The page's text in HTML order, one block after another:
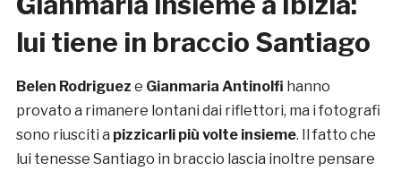
lui tiene in braccio Santiago
Belen Rodriguez e Gianmaria Antinolfi hanno
provato a rimanere lontani dai riflettori, ma i fotografi
sono riusciti a pizzicarli più volte insieme. Il fatto che
lui tenesse Santiago in braccio lascia inoltre pensare